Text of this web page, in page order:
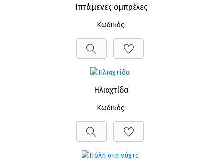
Ιπτάμενες ομπρέλες
Κωδικός:
Ηλιαχτίδα
Κωδικός: